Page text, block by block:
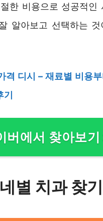
한 비용으로 성공적인
알아보고 선택하는
격 디시 – 재료별 비용
기
버에서 찾아보기
별 치과 찾기